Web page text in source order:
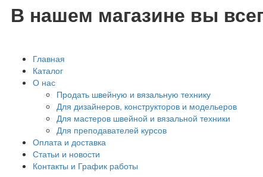
В нашем магазине вы
Главная
Каталог
О нас
Продать швейную и вязальную технику
Для дизайнеров, конструкторов и модельеров
Для мастеров швейной и вязальной техники
Для преподавателей курсов
Оплата и доставка
Статьи и новости
Контакты и График работы